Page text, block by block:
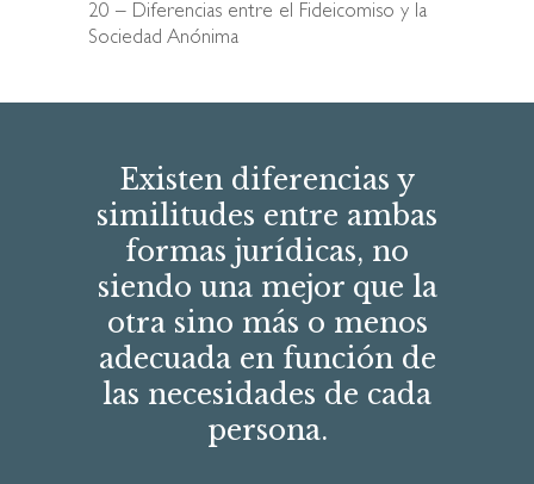
20 – Diferencias entre el Fideicomiso y la
Sociedad Anónima
Existen diferencias y
similitudes entre ambas
formas jurídicas, no
siendo una mejor que la
otra sino más o menos
adecuada en función de
las necesidades de cada
persona.